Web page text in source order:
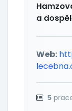
a
Web:
5